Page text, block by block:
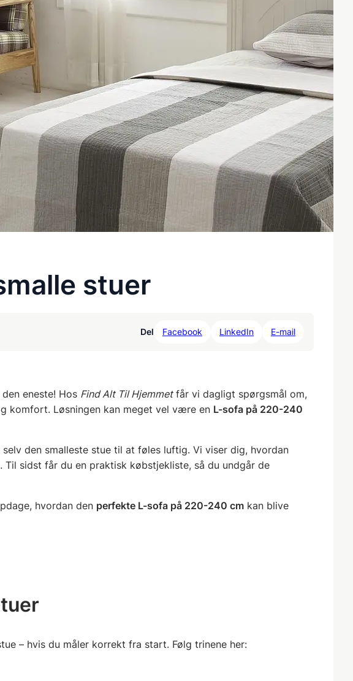
stuer
Del Facebook LinkedIn E-mail
eneste! Hos Find Alt Til Hjemmetfår vi dagligt spørgsmål om,
komfort. Løsningen kan meget vel være en L-sofa på 220-240
den smalleste stue til at føles luftig. Vi viser dig, hvordan
sidst får du en praktisk købstjekliste, så du undgår de
hvordan den perfekte L-sofa på 220-240 cm kan blive
– hvis du måler korrekt fra start. Følg trinene her: